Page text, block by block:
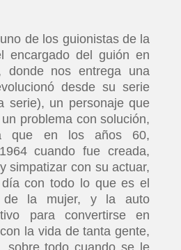
de los guionistas de la
encargado del guión en
donde nos entrega una
desde su serie
serie), un personaje que
problema con solución,
que en los años 60,
cuando fue creada,
simpatizar con su actuar,
con todo lo que es el
de la mujer, y la auto
para convertirse en
la vida de tanta gente,
sobre todo cuando se le